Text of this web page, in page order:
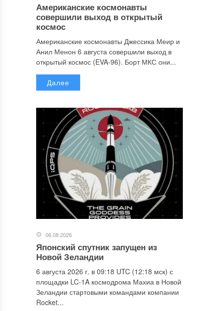
Американские космонавты
совершили выход в открытый
космос
Американские космонавты Джессика Меир и
Анил Менон 6 августа совершили выход в
открытый космос (EVA-96). Борт МКС они...
Далее
06.08.2026
Японский спутник запущен из
Новой Зеландии
6 августа 2026 г. в 09:18 UTC (12:18 мск) с
площадки LC-1A космодрома Махиа в Новой
Зеландии стартовыми командами компании
Rocket...